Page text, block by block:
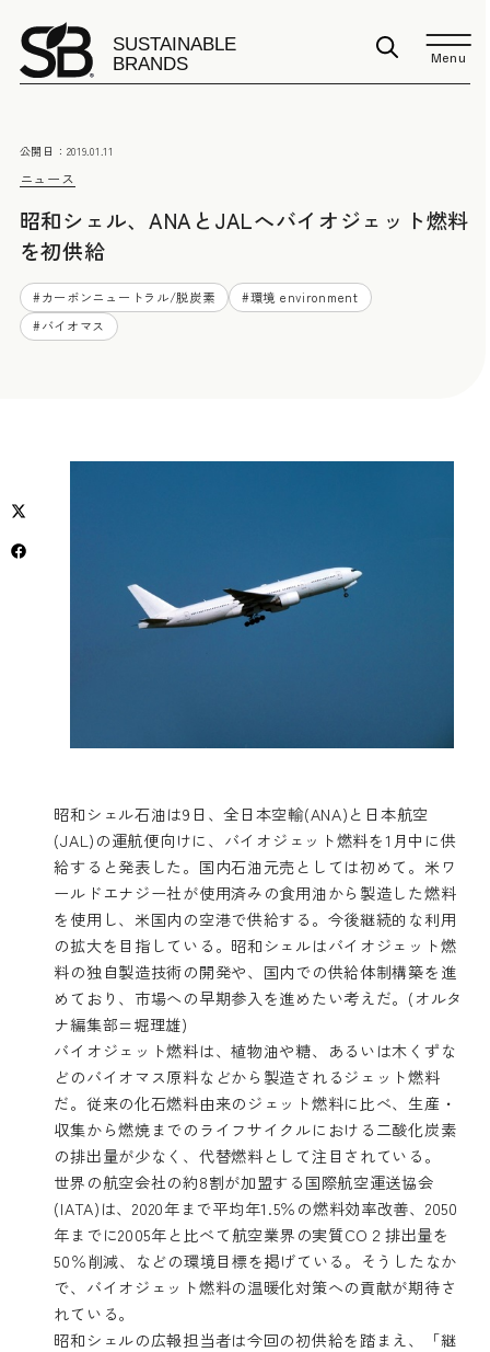
Menu
ニュース
公開日： 2019.01.11
昭和シェル、ANAとJALへバイオジェット燃料
を初供給
#カーボンニュートラル/脱炭素 #環境 environment
#バイオマス
昭和シェル石油は9日、全日本空輸(ANA)と日本航空
(JAL)の運航便向けに、バイオジェット燃料を1月中に供
給すると発表した。国内石油元売としては初めて。米ワ
ールドエナジー社が使用済みの食用油から製造した燃料
を使用し、米国内の空港で供給する。今後継続的な利用
の拡大を目指している。昭和シェルはバイオジェット燃
料の独自製造技術の開発や、国内での供給体制構築を進
めており、市場への早期参入を進めたい考えだ。(オルタ
ナ編集部=堀理雄)
バイオジェット燃料は、植物油や糖、あるいは木くずな
どのバイオマス原料などから製造されるジェット燃料
だ。従来の化石燃料由来のジェット燃料に比べ、生産・
収集から燃焼までのライフサイクルにおける二酸化炭素
の排出量が少なく、代替燃料として注目されている。
世界の航空会社の約8割が加盟する国際航空運送協会
(IATA)は、2020年まで平均年1.5％の燃料効率改善、2050
年までに2005年と比べて航空業界の実質CO２排出量を
50％削減、などの環境目標を掲げている。そうしたなか
で、バイオジェット燃料の温暖化対策への貢献が期待さ
れている。
昭和シェルの広報担当者は今回の初供給を踏まえ、「継